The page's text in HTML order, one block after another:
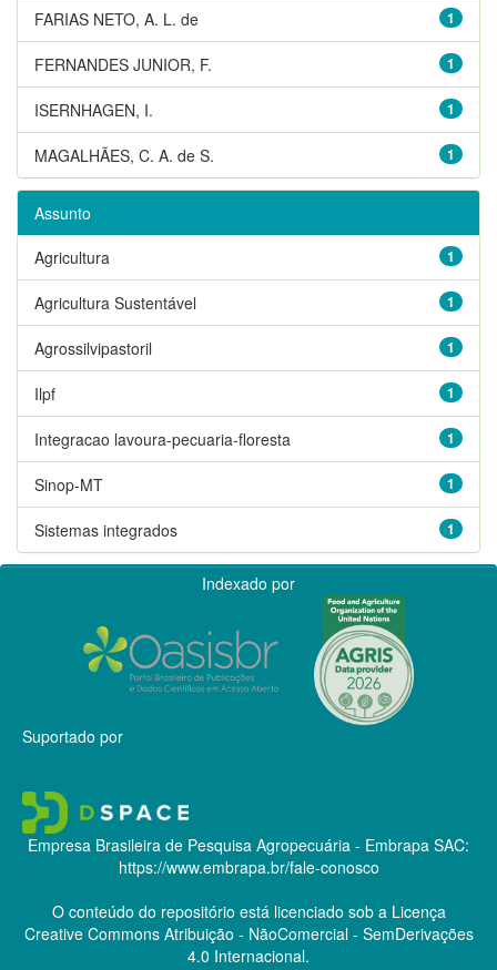
1
FARIAS NETO, A. L. de
1
FERNANDES JUNIOR, F.
1
ISERNHAGEN, I.
1
MAGALHÃES, C. A. de S.
Assunto
1
Agricultura
1
Agricultura Sustentável
1
Agrossilvipastoril
1
Ilpf
1
Integracao lavoura-pecuaria-floresta
1
Sinop-MT
1
Sistemas integrados
Indexado por
Suportado por
Empresa Brasileira de Pesquisa Agropecuária - Embrapa SAC:
https://www.embrapa.br/fale-conosco
O conteúdo do repositório está licenciado sob a Licença
Creative CommonsAtribuição - NãoComercial - SemDerivações
4.0 Internacional.